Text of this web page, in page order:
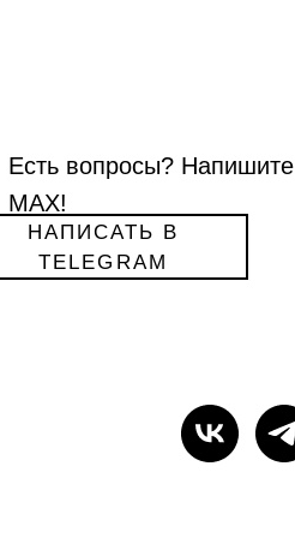
Есть вопросы?
МАХ!
НАПИСАТЬ В
TELEGRAM